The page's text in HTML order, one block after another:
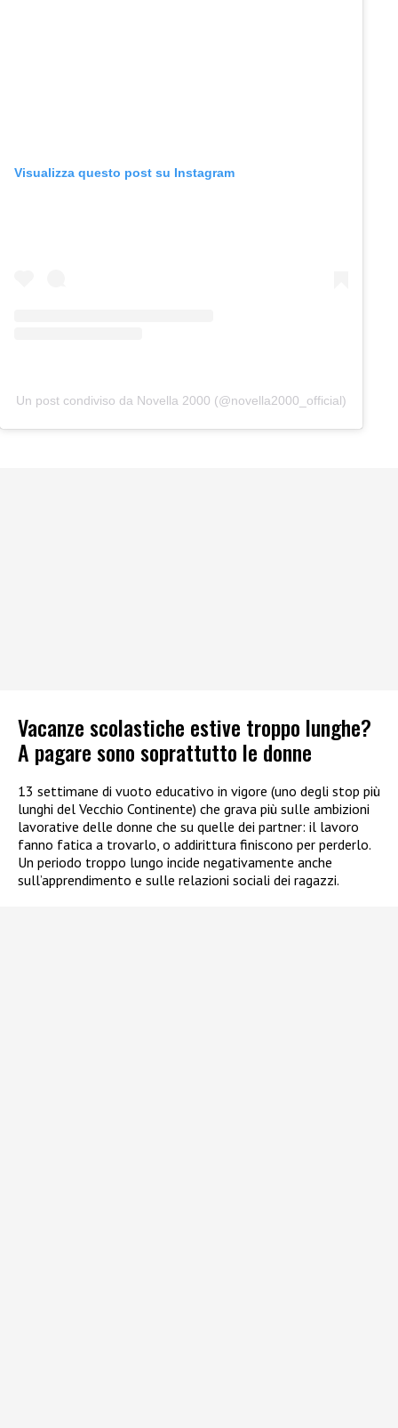
Visualizza questo post su Instagram
Un post condiviso da Novella 2000 (@novella2000_official)
Vacanze scolastiche estive troppo lunghe?
A pagare sono soprattutto le donne
13 settimane di vuoto educativo in vigore (uno degli stop più
lunghi del Vecchio Continente) che grava più sulle ambizioni
lavorative delle donne che su quelle dei partner: il lavoro
fanno fatica a trovarlo, o addirittura finiscono per perderlo.
Un periodo troppo lungo incide negativamente anche
sull’apprendimento e sulle relazioni sociali dei ragazzi.